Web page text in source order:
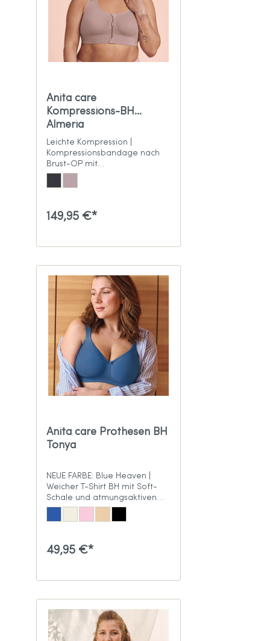
Anita care
Kompressions-BH
Almeria
Leichte Kompression |
Kompressionsbandage nach
Brust-OP mit
Prothesentaschen &
Vorderverschluss
149,95 €*
Anita care Prothesen BH
Tonya
NEUE FARBE: Blue Heaven |
Weicher T-Shirt BH mit Soft-
Schale und atmungsaktiven
Taschen
49,95 €*